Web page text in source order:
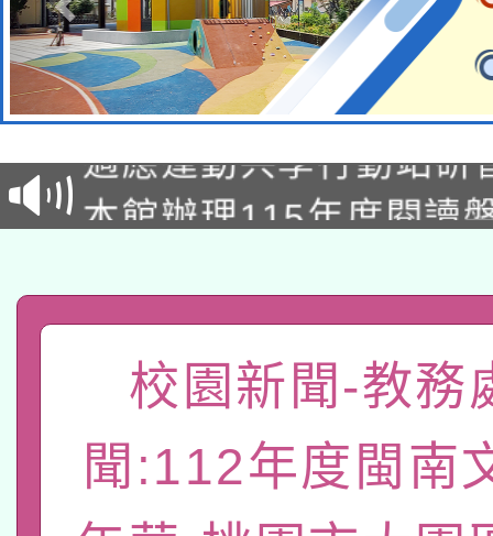
本校115學年度第2次
招)
本館辦理115年度閱讀
礎課程
A3數位素養講師名單
「數位內容與教學軟
有關大陸委員會函釋公
薪期間赴陸應申請許可
轉知經濟部水利署委託
校園新聞-教務
聞:112年度閩南